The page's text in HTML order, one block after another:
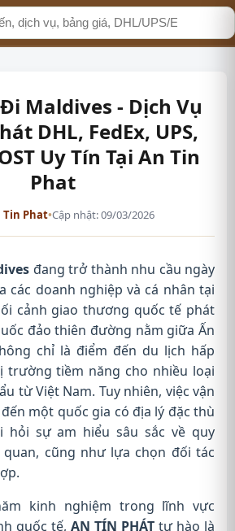
Maldives - Dịch Vụ
DHL, FedEx, UPS,
Uy Tín Tại An Tin
Phat
Tin Phat•Cập nhật: 09/03/2026
đang trở thành nhu cầu ngày
các doanh nghiệp và cá nhân tại
cảnh giao thương quốc tế phát
đảo thiên đường nằm giữa Ấn
chỉ là điểm đến du lịch hấp
trường tiềm năng cho nhiều loại
từ Việt Nam. Tuy nhiên, việc vận
một quốc gia có địa lý đặc thù
hỏi sự am hiểu sâu sắc về quy
cũng như lựa chọn đối tác
kinh nghiệm trong lĩnh vực
quốc tế, AN TÍN PHÁT tự hào là